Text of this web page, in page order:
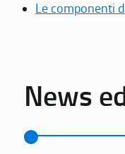
Le componenti
News